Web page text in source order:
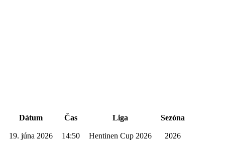
Dátum Čas Liga Sezóna
19. júna 2026 14:50 Hentinen Cup 2026 2026